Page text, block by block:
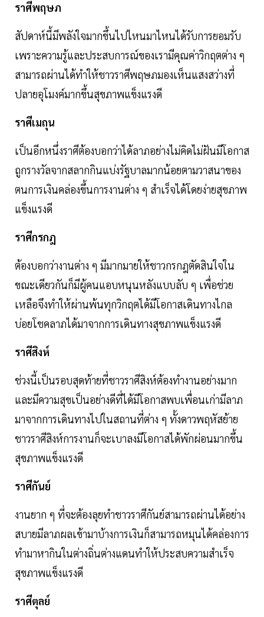
ราศีพฤษภ
สัปดาห์นี้มีพลังใจมากขึ้นไปไหนมาไหนได้รับการยอมรับ
เพราะความรู้และประสบการณ์ของเรามีคุณค่าวิกฤตต่าง ๆ
สามารถผ่านได้ทำให้ชาวราศีพฤษภมองเห็นแสงสว่างที่
ปลายอุโมงค์มากขึ้นสุขภาพแข็งแรงดี
ราศีเมถุน
เป็นอีกหนึ่งราศีต้องบอกว่าได้ลาภอย่างไม่คิดไม่ฝันมีโอกาส
ถูกรางวัลจากสลากกินแบ่งรัฐบาลมากน้อยตามวาสนาของ
ตนการเงินคล่องขึ้นการงานต่าง ๆ สำเร็จได้โดยง่ายสุขภาพ
แข็งแรงดี
ราศีกรกฎ
ต้องบอกว่างานต่าง ๆ มีมากมายให้ชาวกรกฎตัดสินใจใน
ขณะเดียวกันก็มีผู้คนแอบหนุนหลังแบบลับ ๆ เพื่อช่วย
เหลือจึงทำให้ผ่านพ้นทุกวิกฤตได้มีโอกาสเดินทางไกล
บ่อยโชคลาภได้มาจากการเดินทางสุขภาพแข็งแรงดี
ราศีสิงห์
ช่วงนี้เป็นรอบสุดท้ายที่ชาวราศีสิงห์ต้องทำงานอย่างมาก
และมีความสุขเป็นอย่างดีที่ได้มีโอกาสพบเพื่อนเก่ามีลาภ
มาจากการเดินทางไปในสถานที่ต่าง ๆ ทั้งดาวพฤหัสย้าย
ชาวราศีสิงห์การงานก็จะเบาลงมีโอกาสได้พักผ่อนมากขึ้น
สุขภาพแข็งแรงดี
ราศีกันย์
งานยาก ๆ ที่จะต้องลุยทำชาวราศีกันย์สามารถผ่านได้อย่าง
สบายมีลาภผลเข้ามาบ้างการเงินก็สามารถหมุนได้คล่องการ
ทำมาหากินในต่างถิ่นต่างแดนทำให้ประสบความสำเร็จ
สุขภาพแข็งแรงดี
ราศีตุลย์